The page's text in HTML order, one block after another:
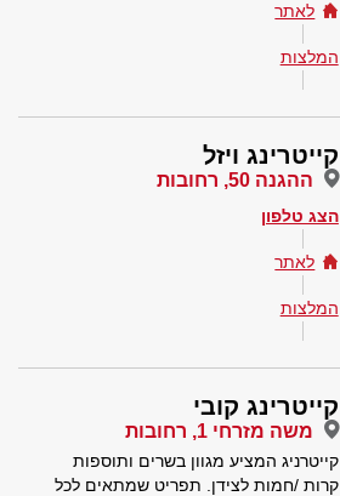
לאתר
המלצות
קייטרינג ויזל
ההגנה 50, רחובות
הצג טלפון
לאתר
המלצות
קייטרינג קובי
משה מזרחי 1, רחובות
קייטרניג המציע מגוון בשרים ותוספות
קרות /חמות לצידן. תפריט שמתאים לכל